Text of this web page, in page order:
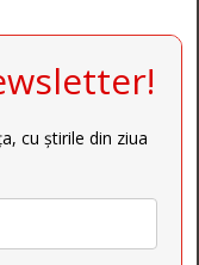
cu știrile din ziua